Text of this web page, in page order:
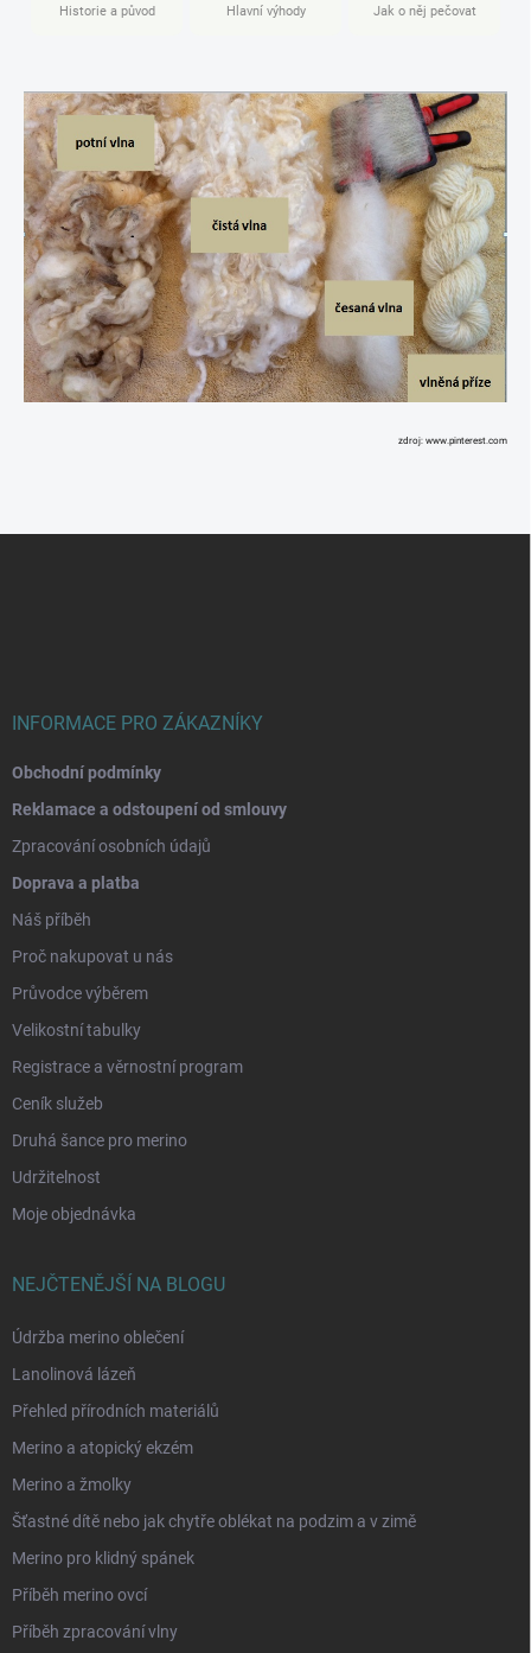
Historie a původ Hlavní výhody Jak o něj pečovat
zdroj: www.pinterest.com
INFORMACE PRO ZÁKAZNÍKY
Obchodní podmínky
Reklamace a odstoupení od smlouvy
Zpracování osobních údajů
Doprava a platba
Náš příběh
Proč nakupovat u nás
Průvodce výběrem
Velikostní tabulky
Registrace a věrnostní program
Ceník služeb
Druhá šance pro merino
Udržitelnost
Moje objednávka
NEJČTENĚJŠÍ NA BLOGU
Údržba merino oblečení
Lanolinová lázeň
Přehled přírodních materiálů
Merino a atopický ekzém
Merino a žmolky
Šťastné dítě nebo jak chytře oblékat na podzim a v zimě
Merino pro klidný spánek
Příběh merino ovcí
Příběh zpracování vlny